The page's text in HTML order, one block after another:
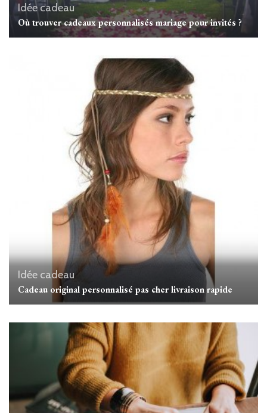
Idée cadeau
Où trouver cadeaux personnalisés mariage pour invités ?
Idée cadeau
Cadeau original personnalisé pas cher livraison rapide